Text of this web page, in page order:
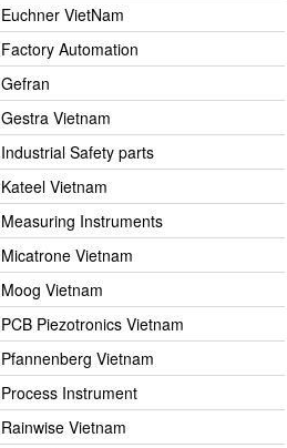
Euchner VietNam
Factory Automation
Gefran
Gestra Vietnam
Industrial Safety parts
Kateel Vietnam
Measuring Instruments
Micatrone Vietnam
Moog Vietnam
PCB Piezotronics Vietnam
Pfannenberg Vietnam
Process Instrument
Rainwise Vietnam